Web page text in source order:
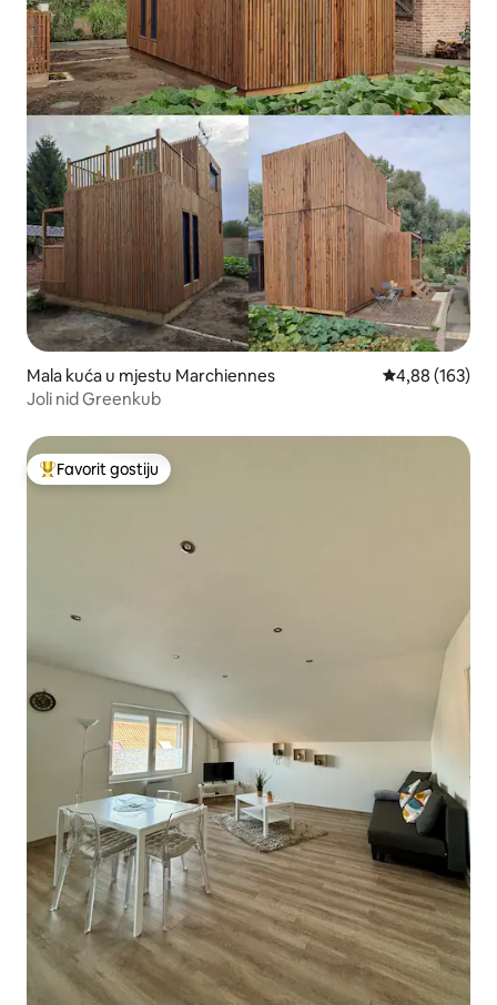
Mala kuća u mjestu Marchiennes prosječna
4,88 (163)
Joli nid Greenkub
Glavni favorit gostiju
Favorit gostiju